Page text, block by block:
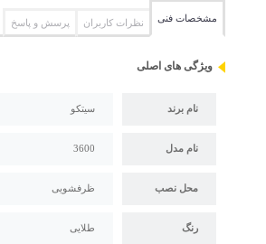
مشخصات فنی نظرات کاربران پرسش و پاسخ
ویژگی های اصلی
نام برند سیتکو
نام مدل 3600
محل نصب ظرفشویی
رنگ طلایی